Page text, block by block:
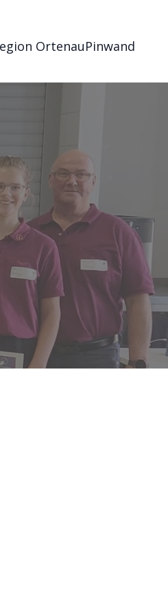
OrtenauPinwand